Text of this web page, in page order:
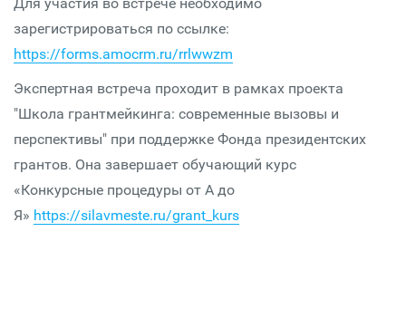
зарегистрироваться по ссылке:
https://forms.amocrm.ru/rrlwwzm
Экспертная встреча проходит в рамках проекта
"Школа грантмейкинга: современные вызовы и
перспективы" при поддержке Фонда президентских
грантов. Она завершает обучающий курс
«Конкурсные процедуры от А до
Я» https://silavmeste.ru/grant_kurs